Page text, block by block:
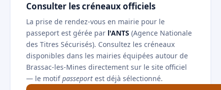
Consulter les créneaux officiels
La prise de rendez-vous en mairie pour le
passeport est gérée par l'ANTS (Agence Nationale
des Titres Sécurisés). Consultez les créneaux
disponibles dans les mairies équipées autour de
Brassac-les-Mines directement sur le site officiel
— le motifpasseport est déjà sélectionné.